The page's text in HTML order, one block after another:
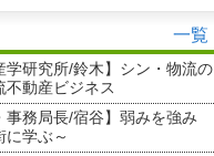
一覧
学研究所/鈴木】シン・物流の
不動産ビジネス
事務局長/宿谷】弱みを強み
に学ぶ～